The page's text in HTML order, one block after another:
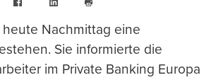
drucken
heute Nachmittag eine
Sie informierte die
im Private Banking Europa